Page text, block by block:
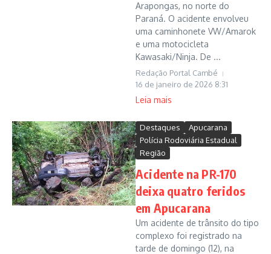
Arapongas, no norte do
Paraná. O acidente envolveu
uma caminhonete VW/Amarok
e uma motocicleta
Kawasaki/Ninja. De ...
Redação Portal Cambé
16 de janeiro de 2026 8:31
Leia mais
Destaques
Apucarana
Polícia Rodoviária Estadual
Região
Acidente na PR-170
deixa quatro feridos
em Apucarana
Um acidente de trânsito do tipo
complexo foi registrado na
tarde de domingo (12), na